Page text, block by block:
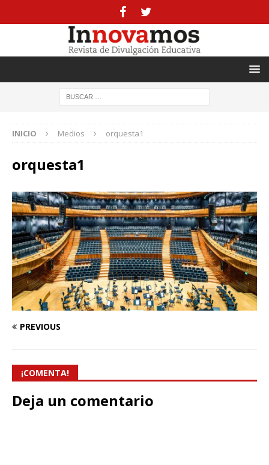
INICIO Medios orquesta1
orquesta1
PREVIOUS
¡COMENTA!
Deja un comentario